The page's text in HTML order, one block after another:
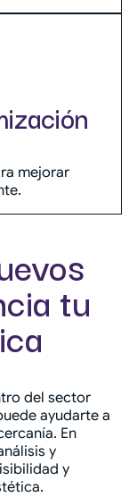
mejorar
tu
del sector
ayudarte a
En
y
y